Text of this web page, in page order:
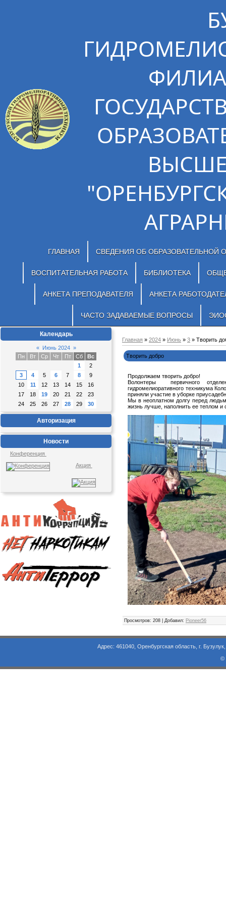
ГЛАВНАЯ СВЕДЕНИЯ ОБ ОБРАЗОВАТЕЛЬНОЙ
ВОСПИТАТЕЛЬНАЯ РАБОТА БИБЛИОТЕКА
АНКЕТА ПРЕПОДАВАТЕЛЯ АНКЕТА
ЧАСТО ЗАДАВАЕМЫЕ ВОПРОСЫ
Календарь
« Июнь 2024 »
Пн
Вт Ср Чт Пт Сб
Вс
1
2
3
4 5 6 7 8
9
10
11 12 13 14 15
16
17
18 19 20 21 22
23
24
25 26 27 28 29 30
Авторизация
Новости
Конференция
Акция
Главная » 2024 » Июнь » 3 » Творить
Творить добро
Продолжаем творить добро!
Волонтеры первичного
гидромелиоративного техникума
приняли участие в уборке
Мы в неоплатном долгу перед
жизнь лучше, наполнить ее теплом и
Просмотров: 208 | Добавил: Pioneer56
Адрес: 461040, Оренбургская область, г. Бузулук, ул.
©